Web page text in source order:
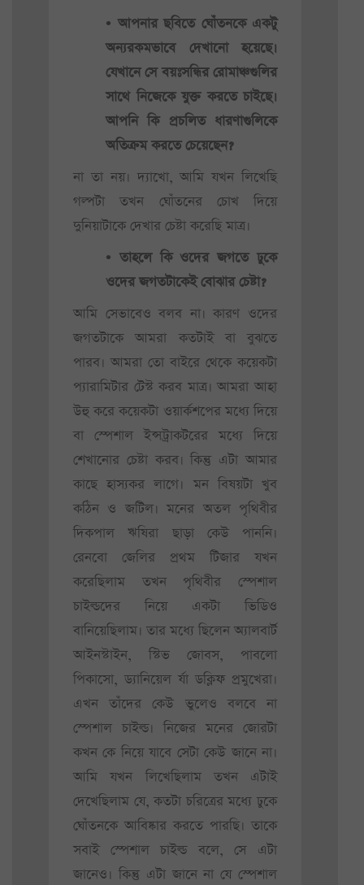
• আপনার ছবিতে ঘোঁতনকে একটু
অন্যরকমভাবে দেখানো হয়েছে।
যেখানে সে বয়ঃসন্ধির রোমাঞ্চগুলির
সাথে নিজেকে যুক্ত করতে চাইছে।
আপনি কি প্রচলিত ধারণাগুলিকে
অতিক্রম করতে চেয়েছেন?
না তা নয়। দ্যাখো, আমি যখন লিখেছি
গল্পটা তখন ঘোঁতনের চোখ দিয়ে
দুনিয়াটাকে দেখার চেষ্টা করেছি মাত্র।
• তাহলে কি ওদের জগতে ঢুকে
ওদের জগতটাকেই বোঝার চেষ্টা?
আমি সেভাবেও বলব না। কারণ ওদের
জগতটাকে আমরা কতটাই বা বুঝতে
পারব। আমরা তো বাইরে থেকে কয়েকটা
প্যারামিটার টেস্ট করব মাত্র। আমরা আহা
উহু করে কয়েকটা ওয়ার্কশপের মধ্যে দিয়ে
বা স্পেশাল ইন্সট্রাকটরের মধ্যে দিয়ে
শেখানোর চেষ্টা করব। কিন্তু এটা আমার
কাছে হাস্যকর লাগে। মন বিষয়টা খুব
কঠিন ও জটিল। মনের অতল পৃথিবীর
দিকপাল ঋষিরা ছাড়া কেউ পাননি।
রেনবো জেলির প্রথম টিজার যখন
করেছিলাম তখন পৃথিবীর স্পেশাল
চাইল্ডদের নিয়ে একটা ভিডিও
বানিয়েছিলাম। তার মধ্যে ছিলেন অ্যালবার্ট
আইনস্টাইন, স্টিভ জোবস, পাবলো
পিকাসো, ড্যানিয়েল র্যা ডক্লিফ প্রমুখেরা।
এখন তাঁদের কেউ ভুলেও বলবে না
স্পেশাল চাইল্ড। নিজের মনের জোরটা
কখন কে নিয়ে যাবে সেটা কেউ জানে না।
আমি যখন লিখেছিলাম তখন এটাই
দেখেছিলাম যে, কতটা চরিত্রের মধ্যে ঢুকে
ঘোঁতনকে আবিষ্কার করতে পারছি। তাকে
সবাই স্পেশাল চাইল্ড বলে, সে এটা
জানেও। কিন্তু এটা জানে না যে স্পেশাল